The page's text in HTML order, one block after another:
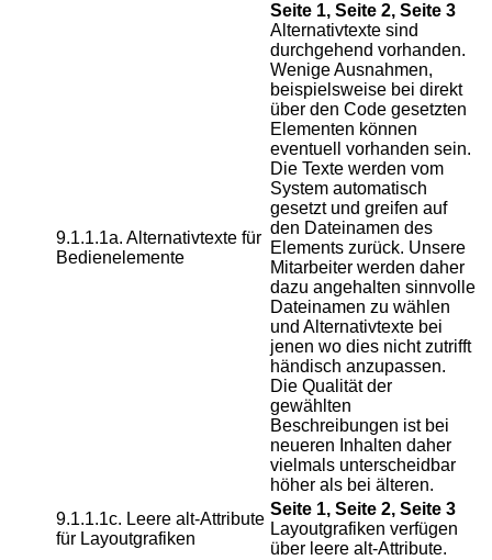
9.1.1.1a. Alternativtexte für
Bedienelemente
Seite 1, Seite 2, Seite 3
Alternativtexte sind
durchgehend vorhanden.
Wenige Ausnahmen,
beispielsweise bei direkt
über den Code gesetzten
Elementen können
eventuell vorhanden sein.
Die Texte werden vom
System automatisch
gesetzt und greifen auf
den Dateinamen des
Elements zurück. Unsere
Mitarbeiter werden daher
dazu angehalten sinnvolle
Dateinamen zu wählen
und Alternativtexte bei
jenen wo dies nicht zutrifft
händisch anzupassen.
Die Qualität der
gewählten
Beschreibungen ist bei
neueren Inhalten daher
vielmals unterscheidbar
höher als bei älteren.
9.1.1.1c. Leere alt-Attribute
für Layoutgrafiken
Seite 1, Seite 2, Seite 3
Layoutgrafiken verfügen
über leere alt-Attribute.